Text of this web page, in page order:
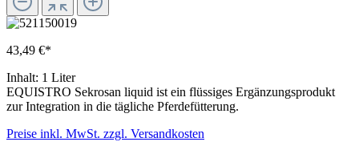
43,49 €*
Inhalt: 1 Liter
EQUISTRO Sekrosan liquid ist ein flüssiges Ergänzungsprodukt
zur Integration in die tägliche Pferdefütterung.
Preise inkl. MwSt. zzgl. Versandkosten